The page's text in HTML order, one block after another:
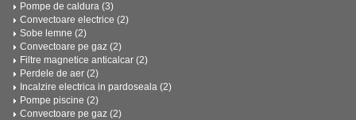
Pompe de caldura (3)
Convectoare electrice (2)
Sobe lemne (2)
Convectoare pe gaz (2)
Filtre magnetice anticalcar (2)
Perdele de aer (2)
Incalzire electrica in pardoseala (2)
Pompe piscine (2)
Convectoare pe gaz (2)